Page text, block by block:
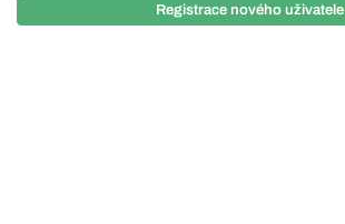
Registrace nového uživatele